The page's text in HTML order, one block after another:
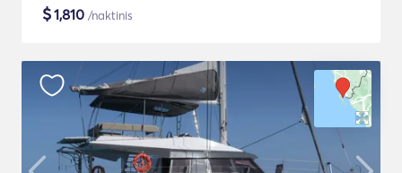
$1,810 /naktinis